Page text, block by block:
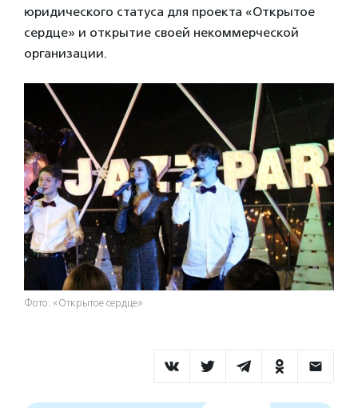
юридического статуса для проекта «Открытое
сердце» и открытие своей некоммерческой
организации.
Фото: «Открытое сердце»